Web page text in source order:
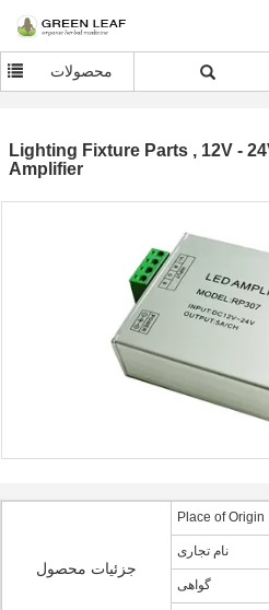
محصولات
Lighting Fixture Parts , 12V -
Amplifier
جزئیات محصول
Place of Origin
نام تجاری
گواهی